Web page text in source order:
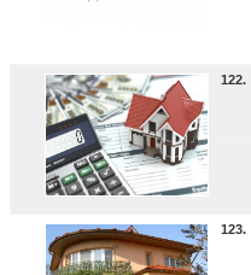
122.
123.